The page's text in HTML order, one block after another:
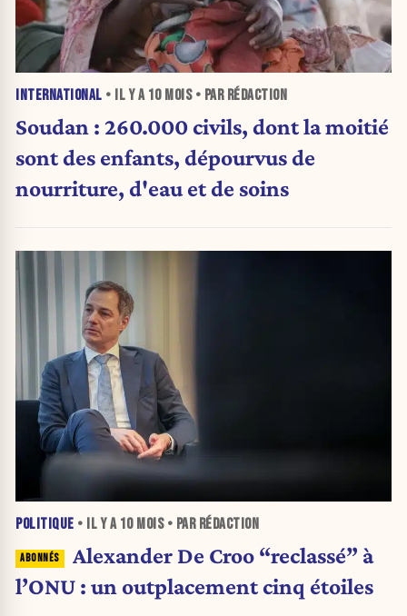
INTERNATIONAL • IL Y A 10 MOIS• PAR RÉDACTION
Soudan : 260.000 civils, dont la moitié
sont des enfants, dépourvus de
nourriture, d'eau et de soins
POLITIQUE • IL Y A 10 MOIS• PAR RÉDACTION
Alexander De Croo “reclassé” à
l’ONU : un outplacement cinq étoiles